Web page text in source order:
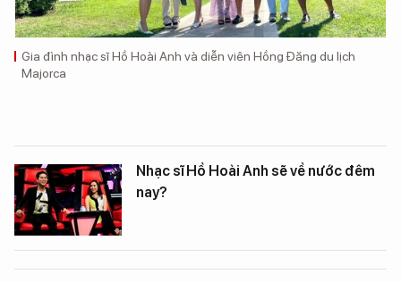
Gia đình nhạc sĩ Hồ Hoài Anh và diễn viên Hồng Đăng du lịch
Majorca
Nhạc sĩ Hồ Hoài Anh sẽ về nước đêm
nay?